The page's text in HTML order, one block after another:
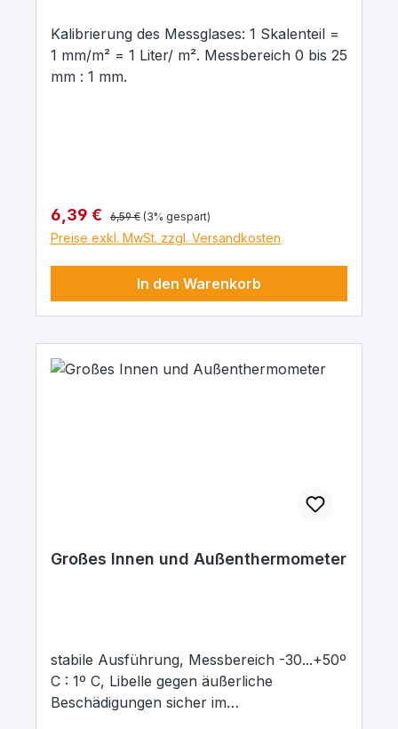
Kalibrierung des Messglases: 1 Skalenteil =
1 mm/m² = 1 Liter/ m². Messbereich 0 bis 25
mm : 1 mm.
Verkaufspreis:
6,39 € Regulärer Preis:
6,59 € (3% gespart)
Preise exkl. MwSt. zzgl. Versandkosten
In den Warenkorb
Großes Innen und Außenthermometer
stabile Ausführung, Messbereich -30...+50º
C : 1º C, Libelle gegen äußerliche
Beschädigungen sicher im